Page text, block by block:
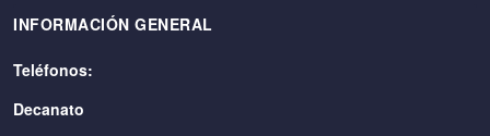
INFORMACIÓN GENERAL
Teléfonos:
Decanato